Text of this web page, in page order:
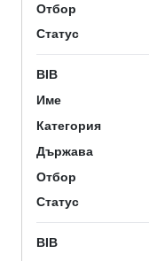
Отбор
Статус
BIB
Име
Категория
Държава
Отбор
Статус
BIB